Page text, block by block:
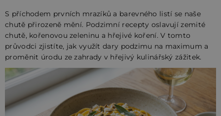
S příchodem prvních mrazíků a barevného listí se naše
chutě přirozeně mění. Podzimní recepty oslavují zemité
chutě, kořenovou zeleninu a hřejivé koření. V tomto
průvodci zjistíte, jak využít dary podzimu na maximum a
proměnit úrodu ze zahrady v hřejivý kulinářský zážitek.